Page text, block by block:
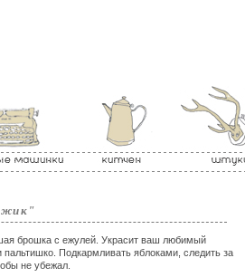
брошка с ежулей. Украсит ваш любимый
пальтишко. Подкармливать яблоками, следить за
не убежал.